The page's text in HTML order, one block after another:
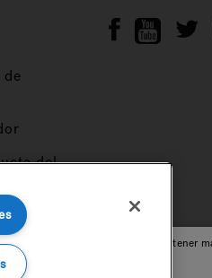
del
nuestro uso de cookies. Para obtener